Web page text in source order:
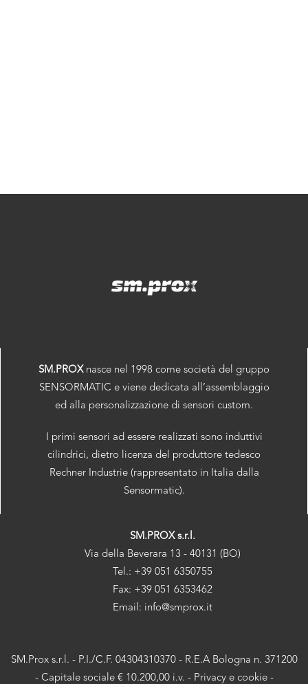
SM.PROXnasce nel 1998 come società del gruppo
SENSORMATIC e viene dedicata all’assemblaggio
ed alla personalizzazione di sensori custom.
I primi sensori ad essere realizzati sono induttivi
cilindrici, dietro licenza del produttore tedesco
Rechner Industrie (rappresentato in Italia dalla
Sensormatic).
SM.PROX s.r.l.
Via della Beverara 13 - 40131 (BO)
Tel.: +39 051 6350755
Fax: +39 051 6353462
Email: info@smprox.it
SM.Prox s.r.l. - P.I./C.F. 04304310370 - R.E.A Bologna n. 371200
- Capitale sociale € 10.200,00 i.v. - Privacy e cookie-